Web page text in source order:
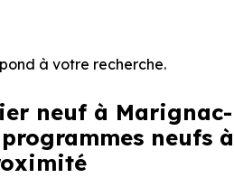
(31430), vous pouvez aussi
de notaire réduits, bonnes
garanties constructeur, etc.
à votre recherche.
neuf à Marignac-
neufs à